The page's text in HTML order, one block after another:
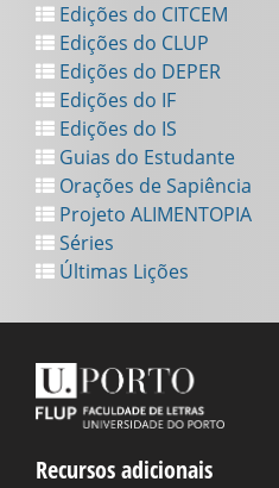
Edições do CITCEM
Edições do CLUP
Edições do DEPER
Edições do IF
Edições do IS
Guias do Estudante
Orações de Sapiência
Projeto ALIMENTOPIA
Séries
Últimas Lições
Recursos adicionais